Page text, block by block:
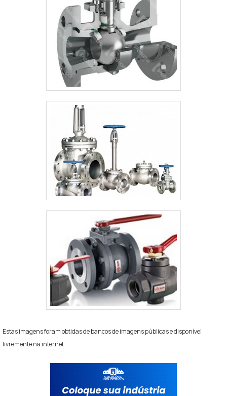
Estas imagens foram obtidas de bancos de imagens públicas e disponível
livremente na internet